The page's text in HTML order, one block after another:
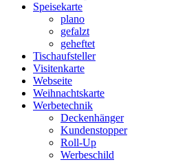
Speisekarte
plano
gefalzt
geheftet
Tischaufsteller
Visitenkarte
Webseite
Weihnachtskarte
Werbetechnik
Deckenhänger
Kundenstopper
Roll-Up
Werbeschild